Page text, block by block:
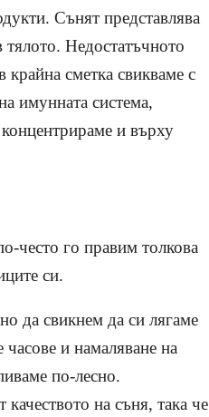
Сънят представлява
Недостатъчното
сметка свикваме с
имунната система,
и върху
често го правим толкова
си.
да свикнем да си лягаме
и намаляване на
по-лесно.
на съня, така че